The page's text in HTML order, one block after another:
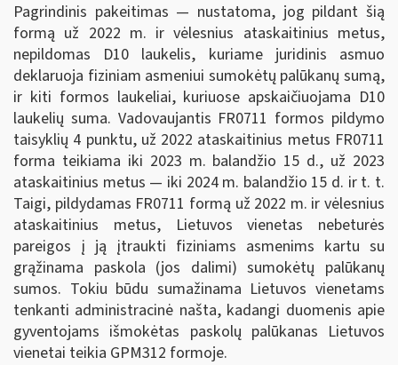
Pagrindinis pakeitimas — nustatoma, jog pildant šią
formą už 2022 m. ir vėlesnius ataskaitinius metus,
nepildomas D10 laukelis, kuriame juridinis asmuo
deklaruoja fiziniam asmeniui sumokėtų palūkanų sumą,
ir kiti formos laukeliai, kuriuose apskaičiuojama D10
laukelių suma. Vadovaujantis FR0711 formos pildymo
taisyklių 4 punktu, už 2022 ataskaitinius metus FR0711
forma teikiama iki 2023 m. balandžio 15 d., už 2023
ataskaitinius metus — iki 2024 m. balandžio 15 d. ir t. t.
Taigi, pildydamas FR0711 formą už 2022 m. ir vėlesnius
ataskaitinius metus, Lietuvos vienetas nebeturės
pareigos į ją įtraukti fiziniams asmenims kartu su
grąžinama paskola (jos dalimi) sumokėtų palūkanų
sumos. Tokiu būdu sumažinama Lietuvos vienetams
tenkanti administracinė našta, kadangi duomenis apie
gyventojams išmokėtas paskolų palūkanas Lietuvos
vienetai teikia GPM312 formoje.